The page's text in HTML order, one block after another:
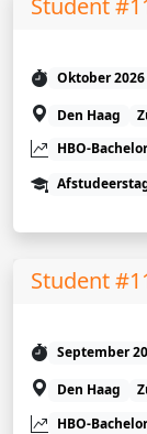
Student
Oktober 2026
Den Haag
HBO-Bachelor
Student
September
Den Haag
HBO-Bachelor